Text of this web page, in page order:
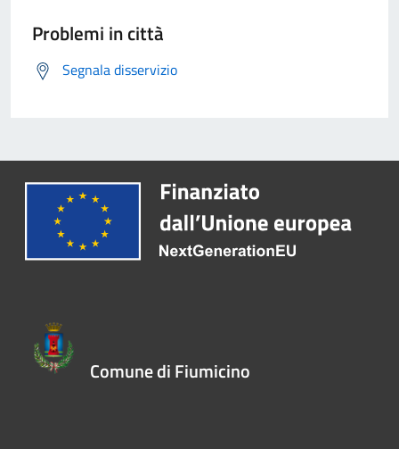
Problemi in città
Segnala disservizio
Comune di Fiumicino